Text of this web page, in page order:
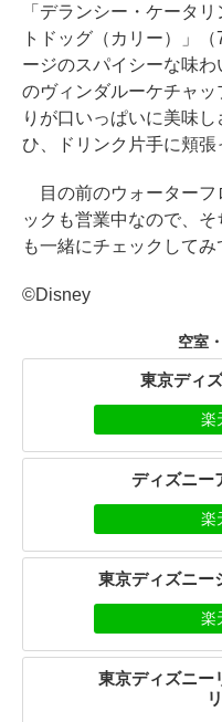
「デランシー・ケータ
トドッグ（カリー）」
ージのスパイシーな味
のヴィンダルーケチャ
りが口いっぱいに美味
ひ、ドリンク片手に頬張
目の前のウォーターフ
ックも営業中なので、
も一緒にチェックしてみ
©Disney
空室
東京ディ
楽
ディズニー
楽
東京ディズニー
楽
東京ディズニー